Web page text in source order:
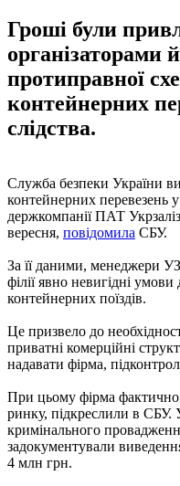
Гроші були
організаторами
протиправної
контейнерних
слідства.
Служба безпеки України
контейнерних перевезень у
держкомпанії ПАТ
вересня, повідомила СБУ.
За її даними, менеджери
філії явно невигідні
контейнерних поїздів.
Це призвело до
приватні комерційні
надавати фірма,
При цьому фірма фактично
ринку, підкреслили в СБУ.
кримінального
задокументували
4 млн грн.